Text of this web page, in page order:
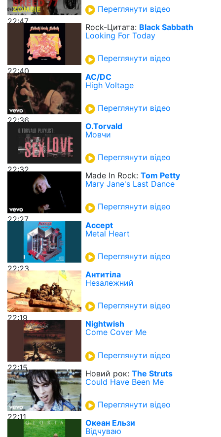
22:47
Переглянути відео
22:40
Rock-Цитата: Black Sabbath
Looking For Today
Переглянути відео
22:36
AC/DC
High Voltage
Переглянути відео
22:32
O.Torvald
Мовчи
Переглянути відео
22:27
Made In Rock: Tom Petty
Mary Jane's Last Dance
Переглянути відео
22:23
Accept
Metal Heart
Переглянути відео
22:19
Антитіла
Незалежний
Переглянути відео
22:15
Nightwish
Come Cover Me
Переглянути відео
22:11
Новий рок: The Struts
Could Have Been Me
Переглянути відео
Океан Ельзи
Вiдчуваю